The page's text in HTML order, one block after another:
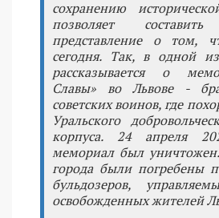
сохранению
позволяет составить
представление о том,
сегодня. Так, в одной
рассказывается о
Славы» во Львове -
советских воинов, где
Уральского
корпуса. 24 апреля
мемориал был
города были погребены
бульдозеров,
освобожденных жителей